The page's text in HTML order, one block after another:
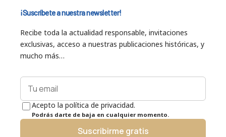
¡Suscríbete a nuestra newsletter!
Recibe toda la actualidad responsable, invitaciones
exclusivas, acceso a nuestras publicaciones históricas, y
mucho más…
Acepto la política de privacidad.
Podrás darte de baja en cualquier momento.
Suscribirme gratis